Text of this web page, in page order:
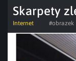
Skarpety
Internet #obrazek